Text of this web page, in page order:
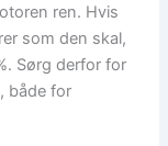
ren. Hvis
som den skal,
Sørg derfor for
både for